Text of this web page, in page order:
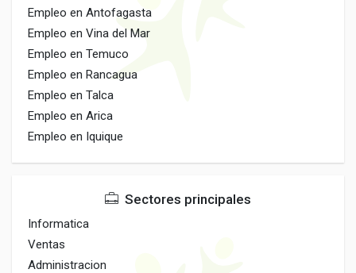
Empleo en Antofagasta
Empleo en Vina del Mar
Empleo en Temuco
Empleo en Rancagua
Empleo en Talca
Empleo en Arica
Empleo en Iquique
Sectores principales
Informatica
Ventas
Administracion